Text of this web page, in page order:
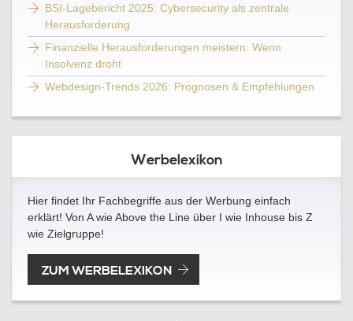
BSI-Lagebericht 2025: Cybersecurity als zentrale
Herausforderung
Finanzielle Herausforderungen meistern: Wenn
Insolvenz droht
Webdesign-Trends 2026: Prognosen & Empfehlungen
Werbelexikon
Hier findet Ihr Fachbegriffe aus der Werbung einfach
erklärt! Von A wie Above the Line über I wie Inhouse bis Z
wie Zielgruppe!
ZUM WERBELEXIKON